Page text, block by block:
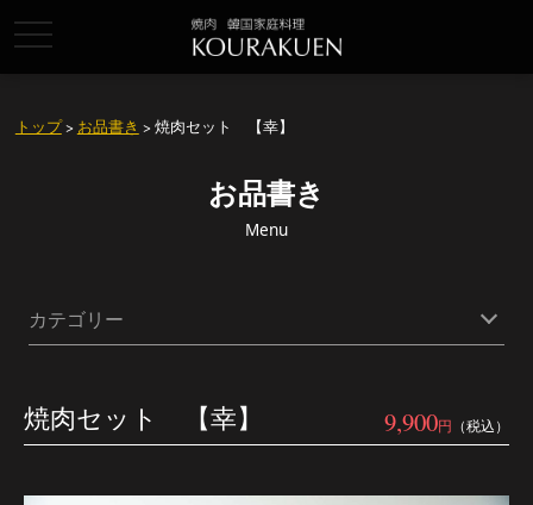
toggle
navigation
トップ> お品書き > 焼肉セット 【幸】
お品書き
Menu
カテゴリー
9,900円 （税込）
焼肉セット 【幸】